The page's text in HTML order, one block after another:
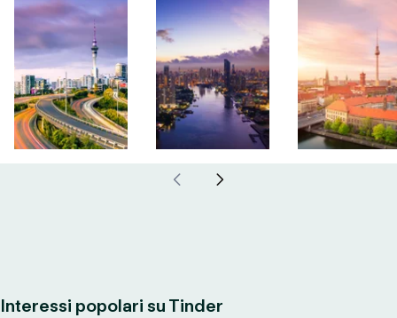
Interessi popolari su Tinder